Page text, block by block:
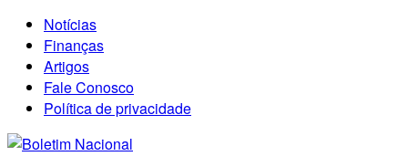
Notícias
Finanças
Artigos
Fale Conosco
Política de privacidade